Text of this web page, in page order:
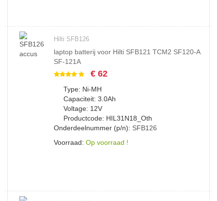
Hilti SFB126
laptop batterij voor Hilti SFB121 TCM2 SF120-A
SF-121A
€ 62
Type: Ni-MH
Capaciteit: 3.0Ah
Voltage: 12V
Productcode: HIL31N18_Oth
Onderdeelnummer (p/n): SFB126
Voorraad: Op voorraad !